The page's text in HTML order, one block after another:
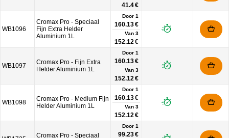
41.4 €
WB1096
Cromax Pro - Speciaal
Fijn Extra Helder
Aluminium 1L
Door 1
160.13 €
Van 3
152.12 €
WB1097
Cromax Pro - Fijn Extra
Helder Aluminium 1L
Door 1
160.13 €
Van 3
152.12 €
WB1098
Cromax Pro - Medium Fijn
Helder Aluminium 1L
Door 1
160.13 €
Van 3
152.12 €
Cromax Pro - Speciaal
Door 1
99.23 €